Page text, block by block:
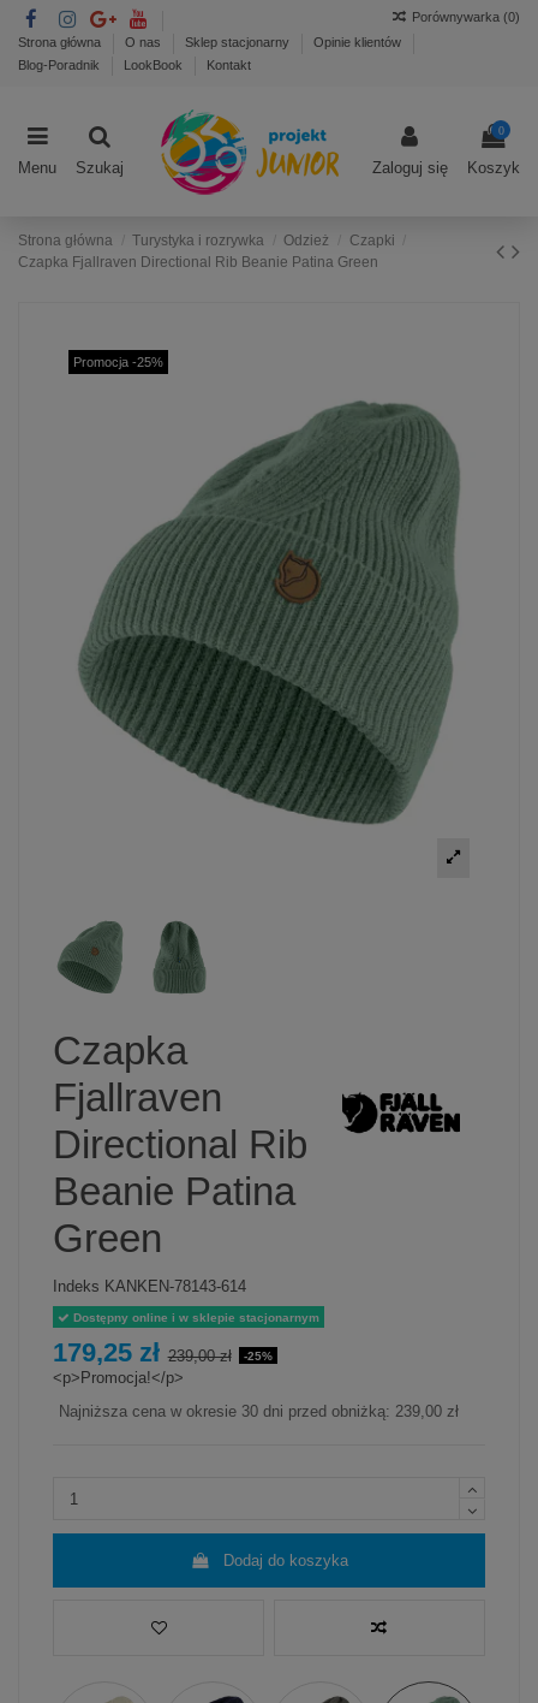
Strona główna O nas Sklep stacjonarny
Opinie klientów
Blog-Poradnik
LookBook Kontakt
Porównywarka (0)
Menu Szukaj Zaloguj się
0
Koszyk
Strona główna Turystyka i rozrywka Odzież
Czapki
Czapka Fjallraven Directional Rib Beanie Patina Green
Promocja -25%
Czapka
Fjallraven
Directional Rib
Beanie Patina
Green
Indeks KANKEN-78143-614
Dostępny online i w sklepie stacjonarnym
179,25 zł 239,00 zł -25%
<p>Promocja!</p>
Najniższa cena w okresie 30 dni przed obniżką: 239,00 zł
Dodaj do koszyka